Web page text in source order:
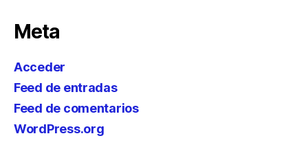
Meta
Acceder
Feed de entradas
Feed de comentarios
WordPress.org